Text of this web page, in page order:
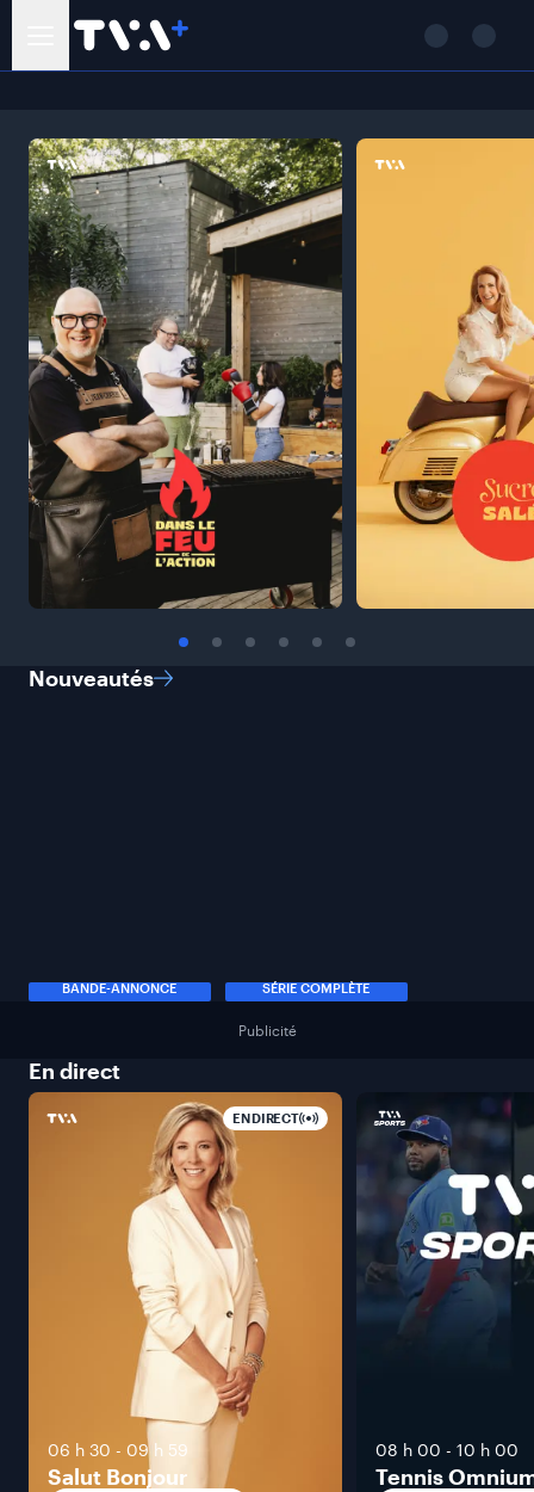
Nouveautés
BANDE-ANNONCE SÉRIE COMPLÈTE
Publicité
En direct
EN DIRECT
06 h 30 - 09 h 59
Salut Bonjour
08 h 00 - 10 h 00
Tennis